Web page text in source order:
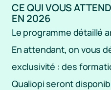
CE QUI VOUS ATTEND
EN 2026
Le programme détaillé
En attendant, on vous
exclusivité : des
Qualiopi seront